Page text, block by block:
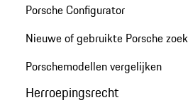
Porsche Configurator
Nieuwe of gebruikte Porsche
Porschemodellen vergelijken
Herroepingsrecht